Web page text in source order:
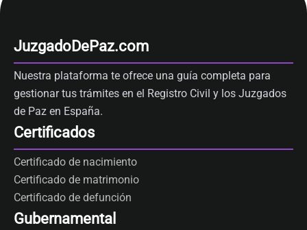
JuzgadoDePaz.com
Nuestra plataforma te ofrece una guía completa para
gestionar tus trámites en el Registro Civil y los Juzgados
de Paz en España.
Certificados
Certificado de nacimiento
Certificado de matrimonio
Certificado de defunción
Gubernamental